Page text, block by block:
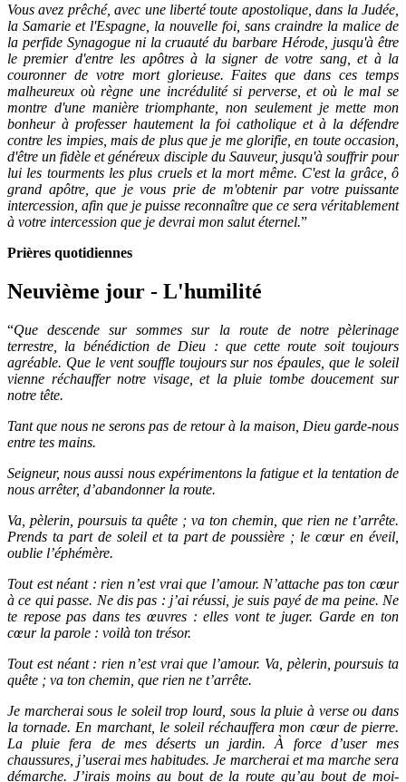
Vous avez prêché, avec une liberté toute apostolique, dans la Judée,
la Samarie et l'Espagne, la nouvelle foi, sans craindre la malice de
la perfide Synagogue ni la cruauté du barbare Hérode, jusqu'à être
le premier d'entre les apôtres à la signer de votre sang, et à la
couronner de votre mort glorieuse. Faites que dans ces temps
malheureux où règne une incrédulité si perverse, et où le mal se
montre d'une manière triomphante, non seulement je mette mon
bonheur à professer hautement la foi catholique et à la défendre
contre les impies, mais de plus que je me glorifie, en toute occasion,
d'être un fidèle et généreux disciple du Sauveur, jusqu'à souffrir pour
lui les tourments les plus cruels et la mort même. C'est la grâce, ô
grand apôtre, que je vous prie de m'obtenir par votre puissante
intercession, afin que je puisse reconnaître que ce sera véritablement
à votre intercession que je devrai mon salut éternel.”
Prières quotidiennes
Neuvième jour - L'humilité
“Que descende sur sommes sur la route de notre pèlerinage
terrestre, la bénédiction de Dieu : que cette route soit toujours
agréable. Que le vent souffle toujours sur nos épaules, que le soleil
vienne réchauffer notre visage, et la pluie tombe doucement sur
notre tête.
Tant que nous ne serons pas de retour à la maison, Dieu garde-nous
entre tes mains.
Seigneur, nous aussi nous expérimentons la fatigue et la tentation de
nous arrêter, d’abandonner la route.
Va, pèlerin, poursuis ta quête ; va ton chemin, que rien ne t’arrête.
Prends ta part de soleil et ta part de poussière ; le cœur en éveil,
oublie l’éphémère.
Tout est néant : rien n’est vrai que l’amour. N’attache pas ton cœur
à ce qui passe. Ne dis pas : j’ai réussi, je suis payé de ma peine. Ne
te repose pas dans tes œuvres : elles vont te juger. Garde en ton
cœur la parole : voilà ton trésor.
Tout est néant : rien n’est vrai que l’amour. Va, pèlerin, poursuis ta
quête ; va ton chemin, que rien ne t’arrête.
Je marcherai sous le soleil trop lourd, sous la pluie à verse ou dans
la tornade. En marchant, le soleil réchauffera mon cœur de pierre.
La pluie fera de mes déserts un jardin. À force d’user mes
chaussures, j’userai mes habitudes. Je marcherai et ma marche sera
démarche. J’irais moins au bout de la route qu’au bout de moi-